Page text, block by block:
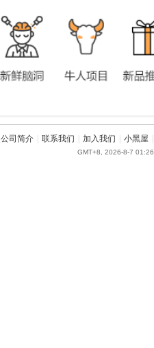
公司简介 联系我们 加入我们 小黑屋
GMT+8, 2026-8-7 01:26